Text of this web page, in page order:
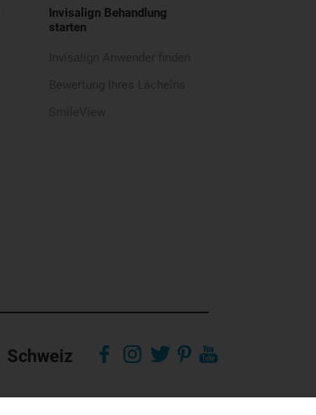
Invisalign Behandlung
starten
Schweiz